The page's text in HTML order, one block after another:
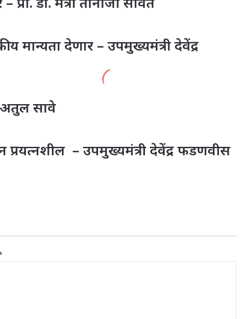
मान्यता देणार – उपमुख्यमंत्री देवेंद्र
अतुल सावे
प्रयत्नशील – उपमुख्यमंत्री देवेंद्र फडणवीस